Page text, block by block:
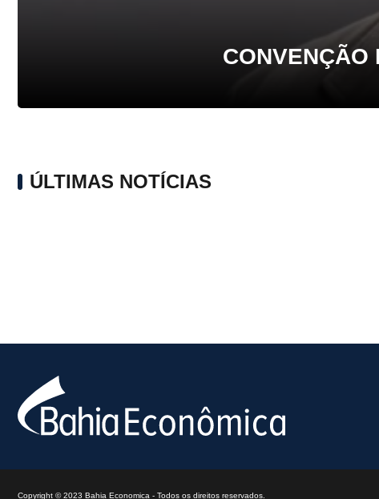
CONVENÇÃO
ÚLTIMAS NOTÍCIAS
Copyright © 2023 Bahia Economica - Todos os direitos reservados.